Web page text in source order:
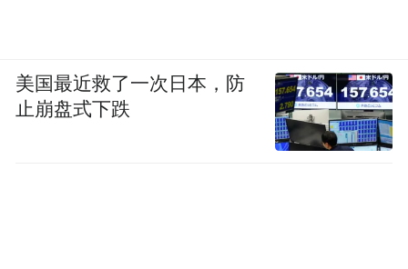
美国最近救了一次日本，防
止崩盘式下跌